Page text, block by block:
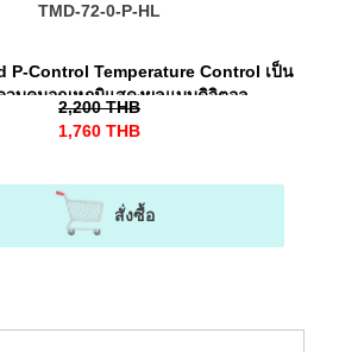
TMD-72-0-P-HL
P-Control Temperature Control เป็น
วบคุมอุณหภูมิแสดงผลแบบดิจิตอล
2,200 THB
1,760 THB
สั่งซื้อ